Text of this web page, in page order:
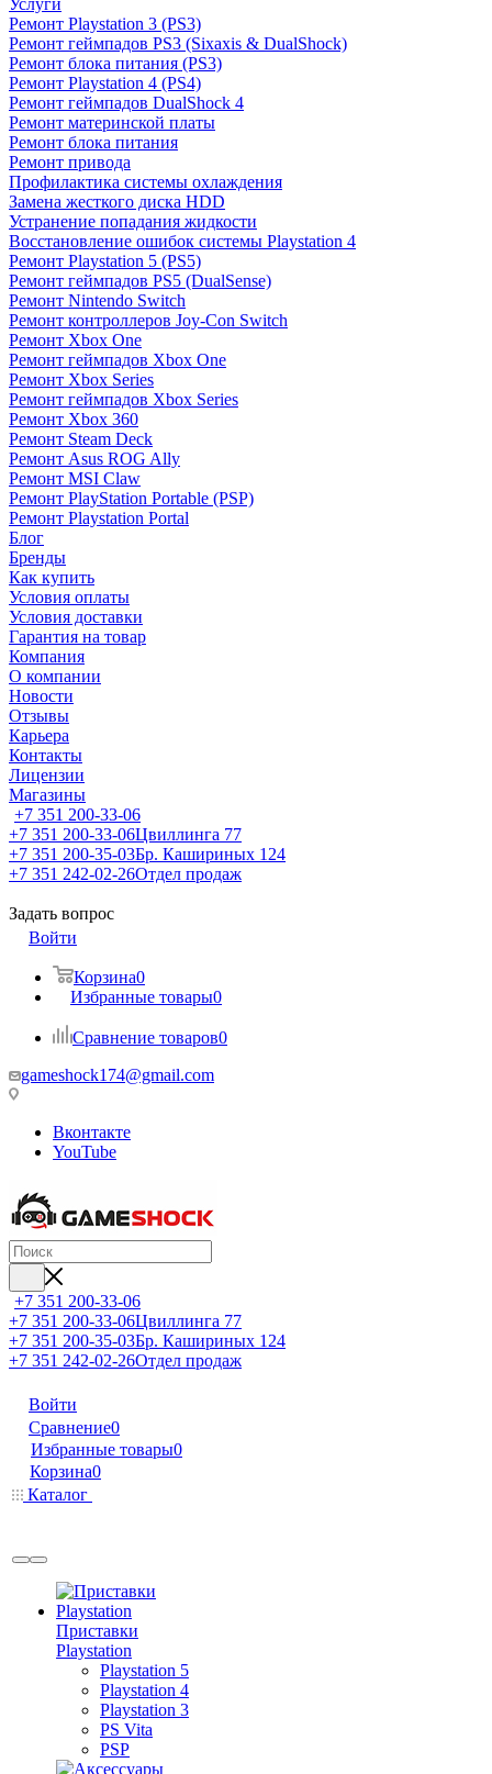
Услуги
Ремонт Playstation 3 (PS3)
Ремонт геймпадов PS3 (Sixaxis & DualShock)
Ремонт блока питания (PS3)
Ремонт Playstation 4 (PS4)
Ремонт геймпадов DualShock 4
Ремонт материнской платы
Ремонт блока питания
Ремонт привода
Профилактика системы охлаждения
Замена жесткого диска HDD
Устранение попадания жидкости
Восстановление ошибок системы Playstation 4
Ремонт Playstation 5 (PS5)
Ремонт геймпадов PS5 (DualSense)
Ремонт Nintendo Switch
Ремонт контроллеров Joy-Con Switch
Ремонт Xbox One
Ремонт геймпадов Xbox One
Ремонт Xbox Series
Ремонт геймпадов Xbox Series
Ремонт Xbox 360
Ремонт Steam Deck
Ремонт Asus ROG Ally
Ремонт MSI Claw
Ремонт PlayStation Portable (PSP)
Ремонт Playstation Portal
Блог
Бренды
Как купить
Условия оплаты
Условия доставки
Гарантия на товар
Компания
О компании
Новости
Отзывы
Карьера
Контакты
Лицензии
Магазины
+7 351 200-33-06
+7 351 200-33-06Цвиллинга 77
+7 351 200-35-03Бр. Кашириных 124
+7 351 242-02-26Отдел продаж
Задать вопрос
Войти
Корзина0
Избранные товары0
Сравнение товаров0
gameshock174@gmail.com
Вконтакте
YouTube
+7 351 200-33-06
+7 351 200-33-06Цвиллинга 77
+7 351 200-35-03Бр. Кашириных 124
+7 351 242-02-26Отдел продаж
Войти
Сравнение0
Избранные товары0
Корзина0
Каталог
Приставки
Playstation
Playstation 5
Playstation 4
Playstation 3
PS Vita
PSP